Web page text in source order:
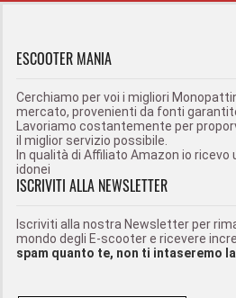
ESCOOTER MANIA
Cerchiamo per voi i migliori
mercato, provenienti da fonti
Lavoriamo costantemente per
il miglior servizio possibile.
In qualità di Affiliato Amazon io
idonei
ISCRIVITI ALLA NEWSLETTER
Iscriviti alla nostra Newsletter per
mondo degli E-scooter e ricevere
spam quanto te, non ti intaseremo